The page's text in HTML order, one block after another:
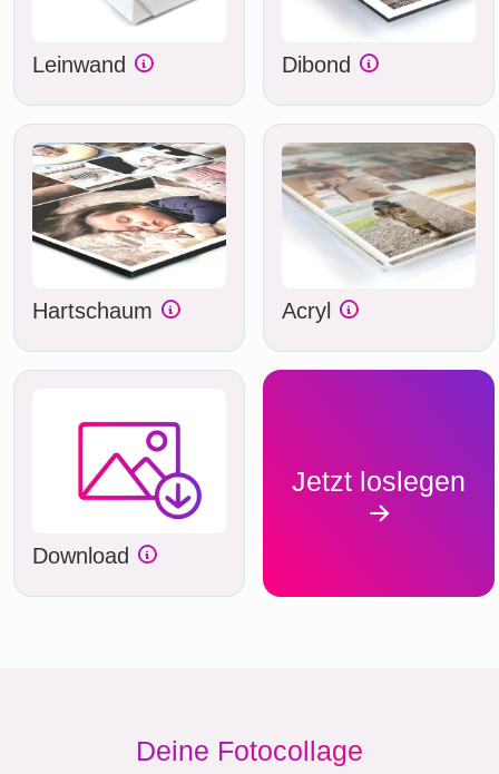
Leinwand Dibond
Hartschaum Acryl
Download
Jetzt loslegen
Deine Fotocollage